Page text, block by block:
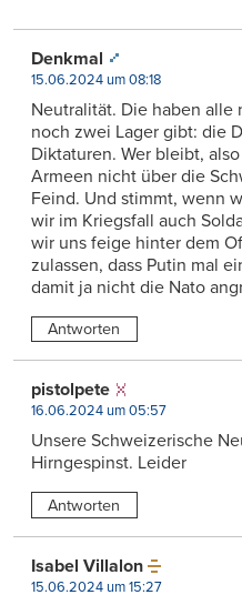
Denkmal
15.06.2024 um 08:18
Neutralität. Die haben alle
noch zwei Lager gibt: die
Diktaturen. Wer bleibt,
Armeen nicht über die
Feind. Und stimmt, wenn
wir im Kriegsfall auch
wir uns feige hinter dem
zulassen, dass Putin mal
damit ja nicht die Nato
Antworten
pistolpete
16.06.2024 um 05:57
Unsere Schweizerische
Hirngespinst. Leider
Antworten
Isabel Villalon
15.06.2024 um 15:27